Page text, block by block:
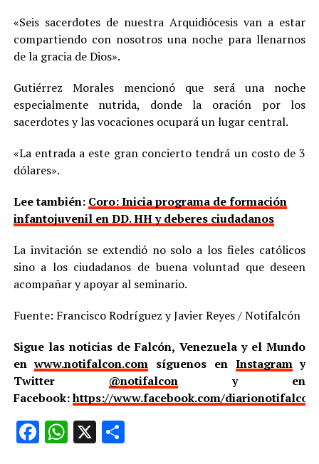
«Seis sacerdotes de nuestra Arquidiócesis van a estar
compartiendo con nosotros una noche para llenarnos
de la gracia de Dios».
Gutiérrez Morales mencionó que será una noche
especialmente nutrida, donde la oración por los
sacerdotes y las vocaciones ocupará un lugar central.
«La entrada a este gran concierto tendrá un costo de 3
dólares».
Lee también: Coro: Inicia programa de formación
infantojuvenil en DD. HH y deberes ciudadanos
La invitación se extendió no solo a los fieles católicos
sino a los ciudadanos de buena voluntad que deseen
acompañar y apoyar al seminario.
Fuente: Francisco Rodríguez y Javier Reyes / Notifalcón
Sigue las noticias de Falcón, Venezuela y el Mundo
enwww.notifalcon.com síguenos en Instagramy
Twitter @notifalcony en
Facebook:https://www.facebook.com/
Facebook
WhatsApp
X Compartir